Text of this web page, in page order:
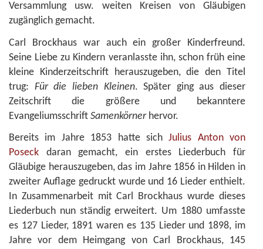
Versammlung usw. weiten Kreisen von Gläubigen
zugänglich gemacht.
Carl Brockhaus war auch ein großer Kinderfreund.
Seine Liebe zu Kindern veranlasste ihn, schon früh eine
kleine Kinderzeitschrift herauszugeben, die den Titel
trug: Für die lieben Kleinen. Später ging aus dieser
Zeitschrift die größere und bekanntere
Evangeliumsschrift Samenkörnerhervor.
Bereits im Jahre 1853 hatte sichJulius Anton von
Poseck daran gemacht, ein erstes Liederbuch für
Gläubige herauszugeben, das im Jahre 1856 in Hilden in
zweiter Auflage gedruckt wurde und 16 Lieder enthielt.
In Zusammenarbeit mit Carl Brockhaus wurde dieses
Liederbuch nun ständig erweitert. Um 1880 umfasste
es 127 Lieder, 1891 waren es 135 Lieder und 1898, im
Jahre vor dem Heimgang von Carl Brockhaus, 145